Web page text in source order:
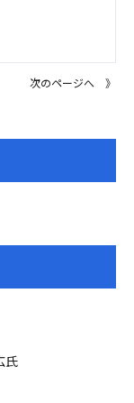
次のページへ 》
氏